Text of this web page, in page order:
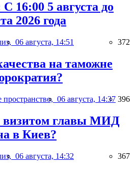
16:00 5 августа до
2026 года
06 августа, 14:51 372
на таможне
пространство, 06 августа, 14:37 396
визитом главы МИД
в Киев?
06 августа, 14:32 367